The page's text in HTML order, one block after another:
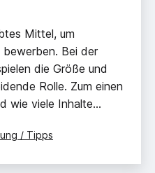
Mittel, um
Bei der
die Größe und
Rolle. Zum einen
wie viele Inhalte…
/ Tipps